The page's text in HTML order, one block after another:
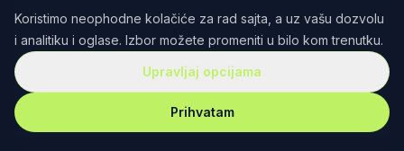
Koristimo neophodne kolačiće za rad sajta, a uz vašu dozvolu
i analitiku i oglase. Izbor možete promeniti u bilo kom trenutku.
Upravljaj opcijama
Prihvatam